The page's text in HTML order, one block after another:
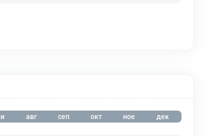
авг сеп окт ное дек